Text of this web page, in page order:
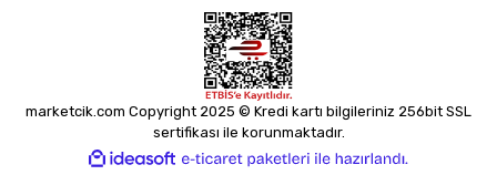
marketcik.com Copyright 2025 © Kredi kartı bilgileriniz 256bit SSL
sertifikası ile korunmaktadır.
ideasoft
e-